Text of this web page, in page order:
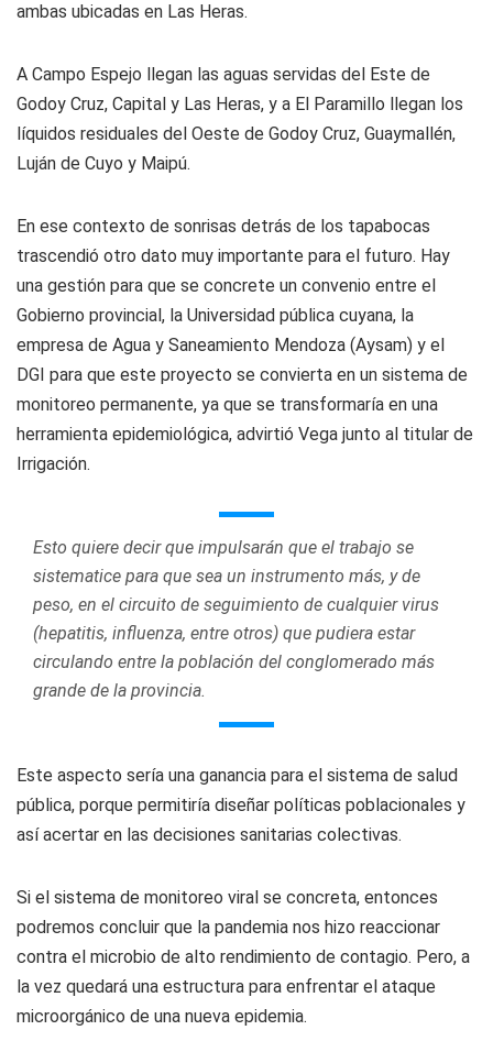
ambas ubicadas en Las Heras.
A Campo Espejo llegan las aguas servidas del Este de
Godoy Cruz, Capital y Las Heras, y a El Paramillo llegan los
líquidos residuales del Oeste de Godoy Cruz, Guaymallén,
Luján de Cuyo y Maipú.
En ese contexto de sonrisas detrás de los tapabocas
trascendió otro dato muy importante para el futuro. Hay
una gestión para que se concrete un convenio entre el
Gobierno provincial, la Universidad pública cuyana, la
empresa de Agua y Saneamiento Mendoza (Aysam) y el
DGI para que este proyecto se convierta en un sistema de
monitoreo permanente, ya que se transformaría en una
herramienta epidemiológica, advirtió Vega junto al titular de
Irrigación.
Esto quiere decir que impulsarán que el trabajo se
sistematice para que sea un instrumento más, y de
peso, en el circuito de seguimiento de cualquier virus
(hepatitis, influenza, entre otros) que pudiera estar
circulando entre la población del conglomerado más
grande de la provincia.
Este aspecto sería una ganancia para el sistema de salud
pública, porque permitiría diseñar políticas poblacionales y
así acertar en las decisiones sanitarias colectivas.
Si el sistema de monitoreo viral se concreta, entonces
podremos concluir que la pandemia nos hizo reaccionar
contra el microbio de alto rendimiento de contagio. Pero, a
la vez quedará una estructura para enfrentar el ataque
microorgánico de una nueva epidemia.